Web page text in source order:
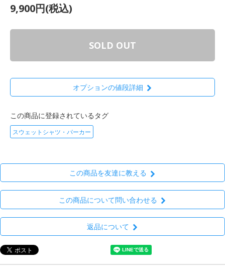
9,900円(税込)
SOLD OUT
オプションの値段詳細
この商品に登録されているタグ
スウェットシャツ・パーカー
この商品を友達に教える
この商品について問い合わせる
返品について